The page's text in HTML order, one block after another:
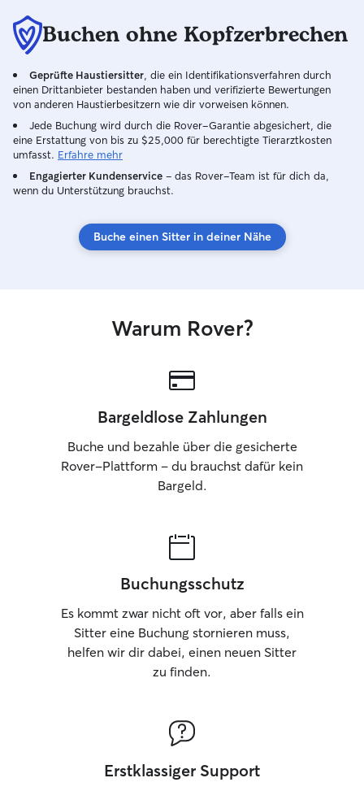
wohlfühlt. Ich
mit derselben
habe.
Buchen ohne Kopfzerbrechen
Geprüfte Haustiersitter , die ein Identifikationsverfahren durch
einen Drittanbieter bestanden haben und verifizierte Bewertungen
von anderen Haustierbesitzern wie dir vorweisen können.
Jede Buchung wird durch die Rover-Garantie abgesichert, die
eine Erstattung von bis zu $25,000 für berechtigte Tierarztkosten
umfasst. Erfahre mehr
Engagierter Kundenservice – das Rover-Team ist für dich da,
wenn du Unterstützung brauchst.
Buche einen Sitter in deiner Nähe
Warum Rover?
Bargeldlose Zahlungen
Buche und bezahle über die gesicherte
Rover-Plattform – du brauchst dafür kein
Bargeld.
Buchungsschutz
Es kommt zwar nicht oft vor, aber falls ein
Sitter eine Buchung stornieren muss,
helfen wir dir dabei, einen neuen Sitter
zu finden.
Erstklassiger Support